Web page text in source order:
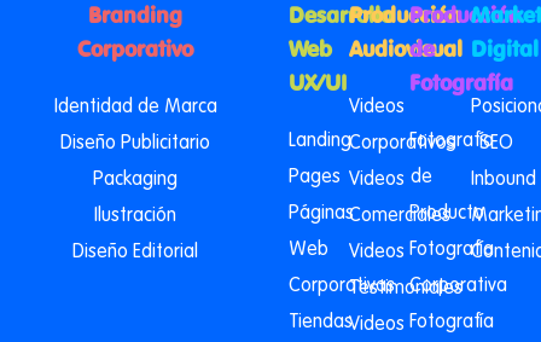
Branding
Corporativo
Identidad de Marca
Diseño Publicitario
Packaging
Ilustración
Diseño Editorial
Desarrollo
Web
UX/UI
Landing
Pages
Páginas
Web
Corporativas
Tiendas
Producción
Audiovisual
Videos
Corporativos
Videos
Comerciales
Videos
Testimoniales
Videos
Producción
de
Fotografía
Fotografía
de
Producto
Fotografía
Corporativa
Fotografía
Digital
SEO
Inbound